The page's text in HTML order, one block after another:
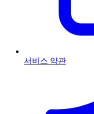
서비스 약관